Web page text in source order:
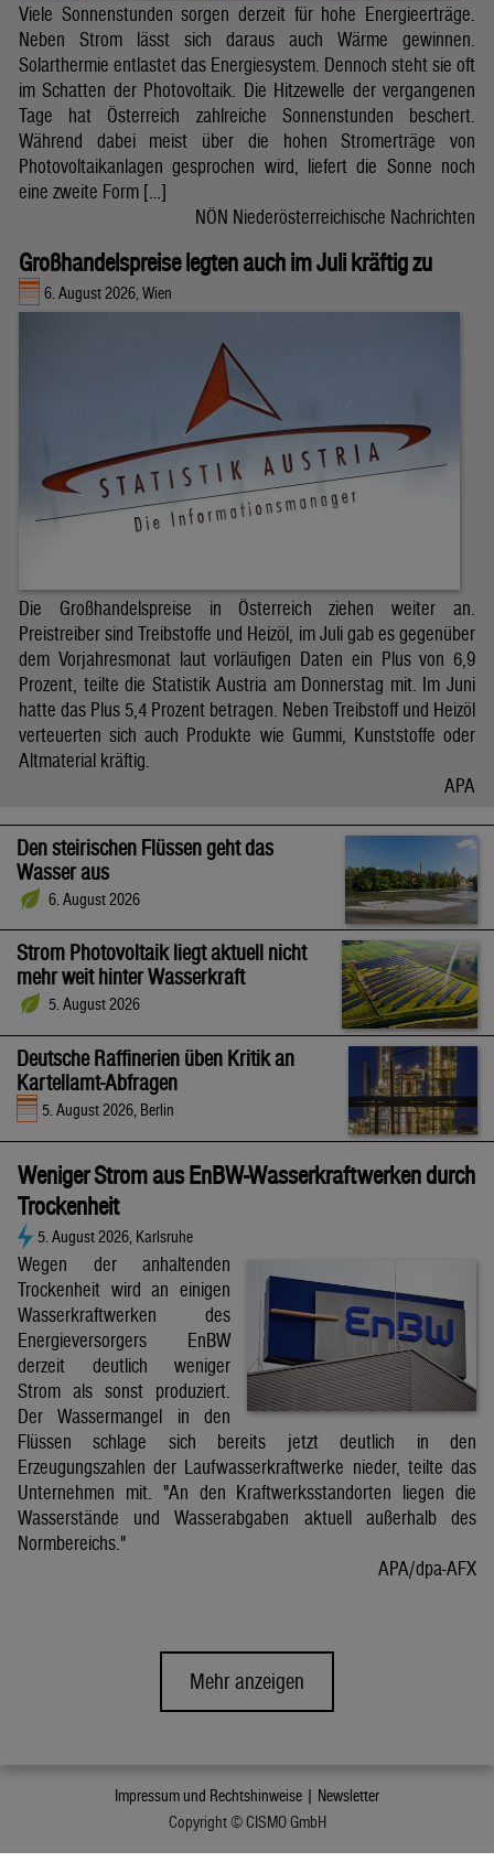
Viele Sonnenstunden sorgen derzeit für hohe Energieerträge.
Neben Strom lässt sich daraus auch Wärme gewinnen.
Solarthermie entlastet das Energiesystem. Dennoch steht sie oft
im Schatten der Photovoltaik. Die Hitzewelle der vergangenen
Tage hat Österreich zahlreiche Sonnenstunden beschert.
Während dabei meist über die hohen Stromerträge von
Photovoltaikanlagen gesprochen wird, liefert die Sonne noch
eine zweite Form […]
NÖN Niederösterreichische Nachrichten
Großhandelspreise legten auch im Juli kräftig zu
6. August 2026, Wien
Die Großhandelspreise in Österreich ziehen weiter an.
Preistreiber sind Treibstoffe und Heizöl, im Juli gab es gegenüber
dem Vorjahresmonat laut vorläufigen Daten ein Plus von 6,9
Prozent, teilte die Statistik Austria am Donnerstag mit. Im Juni
hatte das Plus 5,4 Prozent betragen. Neben Treibstoff und Heizöl
verteuerten sich auch Produkte wie Gummi, Kunststoffe oder
Altmaterial kräftig.
APA
Den steirischen Flüssen geht das
Wasser aus
6. August 2026
Strom Photovoltaik liegt aktuell nicht
mehr weit hinter Wasserkraft
5. August 2026
Deutsche Raffinerien üben Kritik an
Kartellamt-Abfragen
5. August 2026, Berlin
Weniger Strom aus EnBW-Wasserkraftwerken durch
Trockenheit
5. August 2026, Karlsruhe
Wegen der anhaltenden
Trockenheit wird an einigen
Wasserkraftwerken des
Energieversorgers EnBW
derzeit deutlich weniger
Strom als sonst produziert.
Der Wassermangel in den
Flüssen schlage sich bereits jetzt deutlich in den
Erzeugungszahlen der Laufwasserkraftwerke nieder, teilte das
Unternehmen mit. "An den Kraftwerksstandorten liegen die
Wasserstände und Wasserabgaben aktuell außerhalb des
Normbereichs."
APA/dpa-AFX
Mehr anzeigen
Impressum und Rechtshinweise | Newsletter
Copyright © CISMO GmbH